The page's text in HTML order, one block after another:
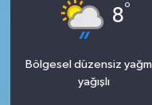
8°
Bölgesel düzensiz
yağışlı